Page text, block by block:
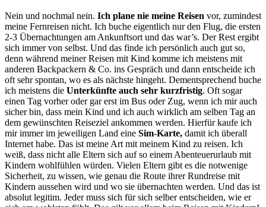
Nein und nochmal nein. Ich plane nie meine Reisen vor, zumindest
meine Fernreisen nicht. Ich buche eigentlich nur den Flug, die ersten
2-3 Übernachtungen am Ankunftsort und das war’s. Der Rest ergibt
sich immer von selbst. Und das finde ich persönlich auch gut so,
denn während meiner Reisen mit Kind komme ich meistens mit
anderen Backpackern & Co. ins Gespräch und dann entscheide ich
oft sehr spontan, wo es als nächste hingeht. Dementsprechend buche
ich meistens die Unterkünfte auch sehr kurzfristig. Oft sogar
einen Tag vorher oder gar erst im Bus oder Zug, wenn ich mir auch
sicher bin, dass mein Kind und ich auch wirklich am selben Tag an
dem gewünschten Reiseziel ankommen werden. Hierfür kaufe ich
mir immer im jeweiligen Land eine Sim-Karte, damit ich überall
Internet habe. Das ist meine Art mit meinem Kind zu reisen. Ich
weiß, dass nicht alle Eltern sich auf so einem Abenteuerurlaub mit
Kindern wohlfühlen würden. Vielen Eltern gibt es die notwenige
Sicherheit, zu wissen, wie genau die Route ihrer Rundreise mit
Kindern aussehen wird und wo sie übernachten werden. Und das ist
absolut legitim. Jeder muss sich für sich selber entscheiden, wie er